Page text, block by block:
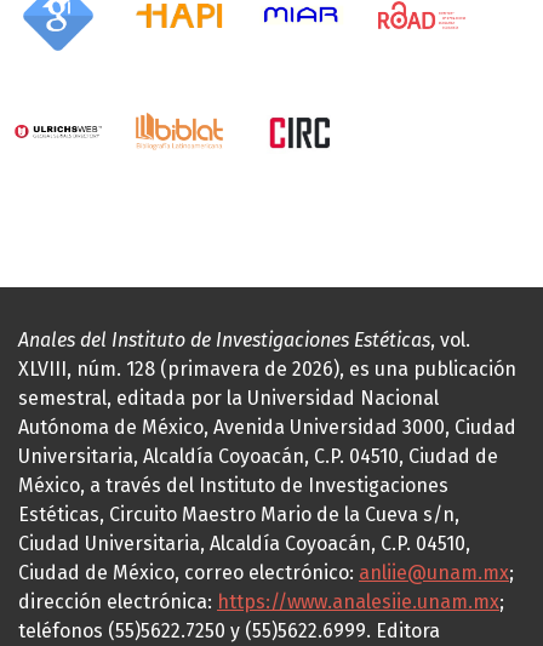
Anales del Instituto de Investigaciones Estéticas, vol.
XLVIII, núm. 128 (primavera de 2026), es una publicación
semestral, editada por la Universidad Nacional
Autónoma de México, Avenida Universidad 3000, Ciudad
Universitaria, Alcaldía Coyoacán, C.P. 04510, Ciudad de
México, a través del Instituto de Investigaciones
Estéticas, Circuito Maestro Mario de la Cueva s/n,
Ciudad Universitaria, Alcaldía Coyoacán, C.P. 04510,
Ciudad de México, correo electrónico: anliie@unam.mx;
dirección electrónica: https://www.analesiie.unam.mx;
teléfonos (55)5622.7250 y (55)5622.6999. Editora